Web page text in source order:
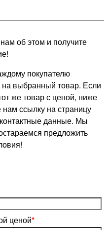
об этом и получите
покупателю
выбранный товар. Если
же товар с ценой, ниже
ссылку на страницу
данные. Мы
предложить
ценой*